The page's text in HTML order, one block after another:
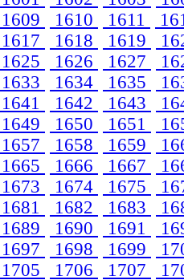
1609
1610 1611
1617
1618 1619
1625
1626 1627
1633
1634 1635
1641
1642 1643
1649
1650 1651
1657
1658 1659
1665
1666 1667
1673
1674 1675
1681
1682 1683
1689
1690 1691
1697
1698 1699
1705
1706 1707